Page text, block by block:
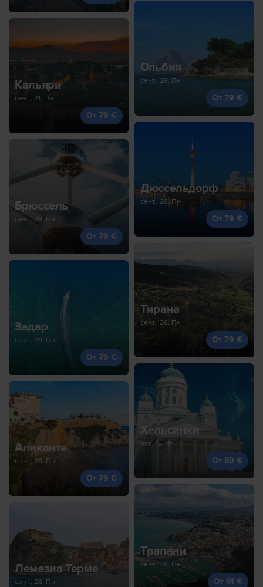
Кальяри
сент., 21, Пн
От 79 €
Ольбия
сент., 28, Пн
От 79 €
Брюссель
сент., 28, Пн
От 79 €
Дюссельдорф
сент., 28, Пн
От 79 €
Задар
сент., 28, Пн
От 79 €
Тирана
сент., 28, Пн
От 79 €
Аликанте
сент., 28, Пн
От 79 €
Хельсинки
окт., 15, Чт
От 80 €
Лемезиа Терме
сент., 28, Пн
Трапани
сент., 28, Пн
От 81 €